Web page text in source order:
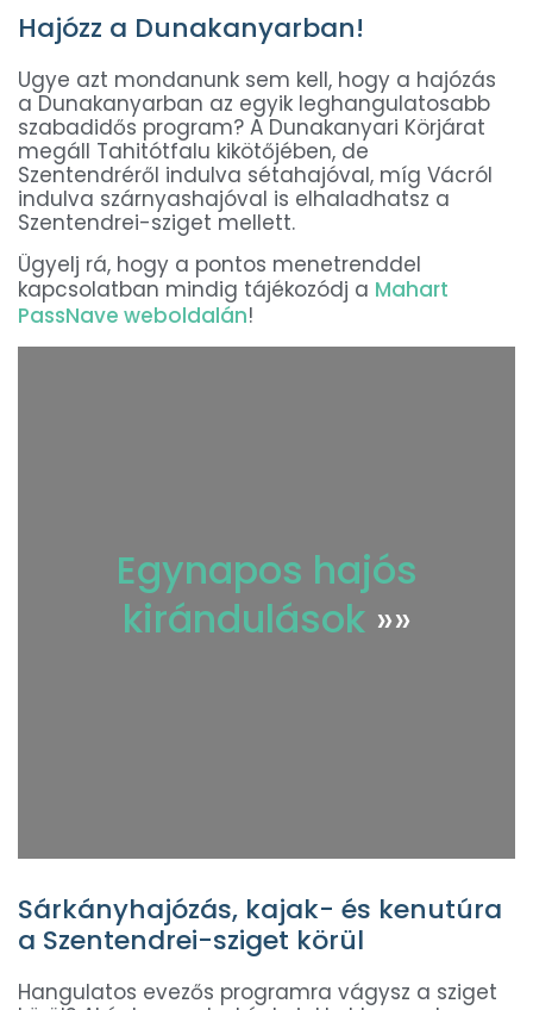
Hajózz a Dunakanyarban!
Ugye azt mondanunk sem kell, hogy a hajózás
a Dunakanyarban az egyik leghangulatosabb
szabadidős program? A Dunakanyari Körjárat
megáll Tahitótfalu kikötőjében, de
Szentendréről indulva sétahajóval, míg Vácról
indulva szárnyashajóval is elhaladhatsz a
Szentendrei-sziget mellett.
Ügyelj rá, hogy a pontos menetrenddel
kapcsolatban mindig tájékozódj a Mahart
PassNave weboldalán!
Egynapos hajós
kirándulások»»
Sárkányhajózás, kajak- és kenutúra
a Szentendrei-sziget körül
Hangulatos evezős programra vágysz a sziget